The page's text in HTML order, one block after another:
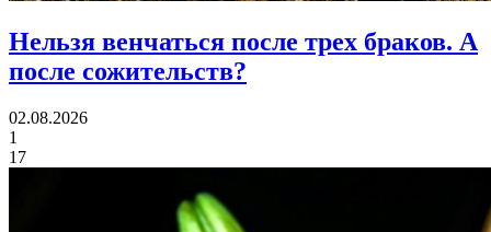
Нельзя венчаться после трех браков. А
после сожительств?
02.08.2026
1
17